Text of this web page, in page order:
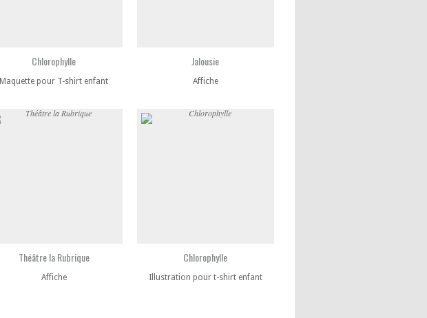
Chlorophylle
Maquette pour T-shirt enfant
Jalousie
Affiche
Théâtre la Rubrique
Affiche
Chlorophylle
Illustration pour t-shirt enfant